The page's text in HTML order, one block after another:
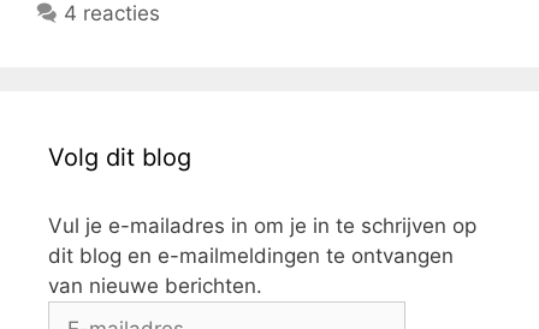
4 reacties
Volg dit blog
Vul je e-mailadres in om je in te schrijven op
dit blog en e-mailmeldingen te ontvangen
van nieuwe berichten.